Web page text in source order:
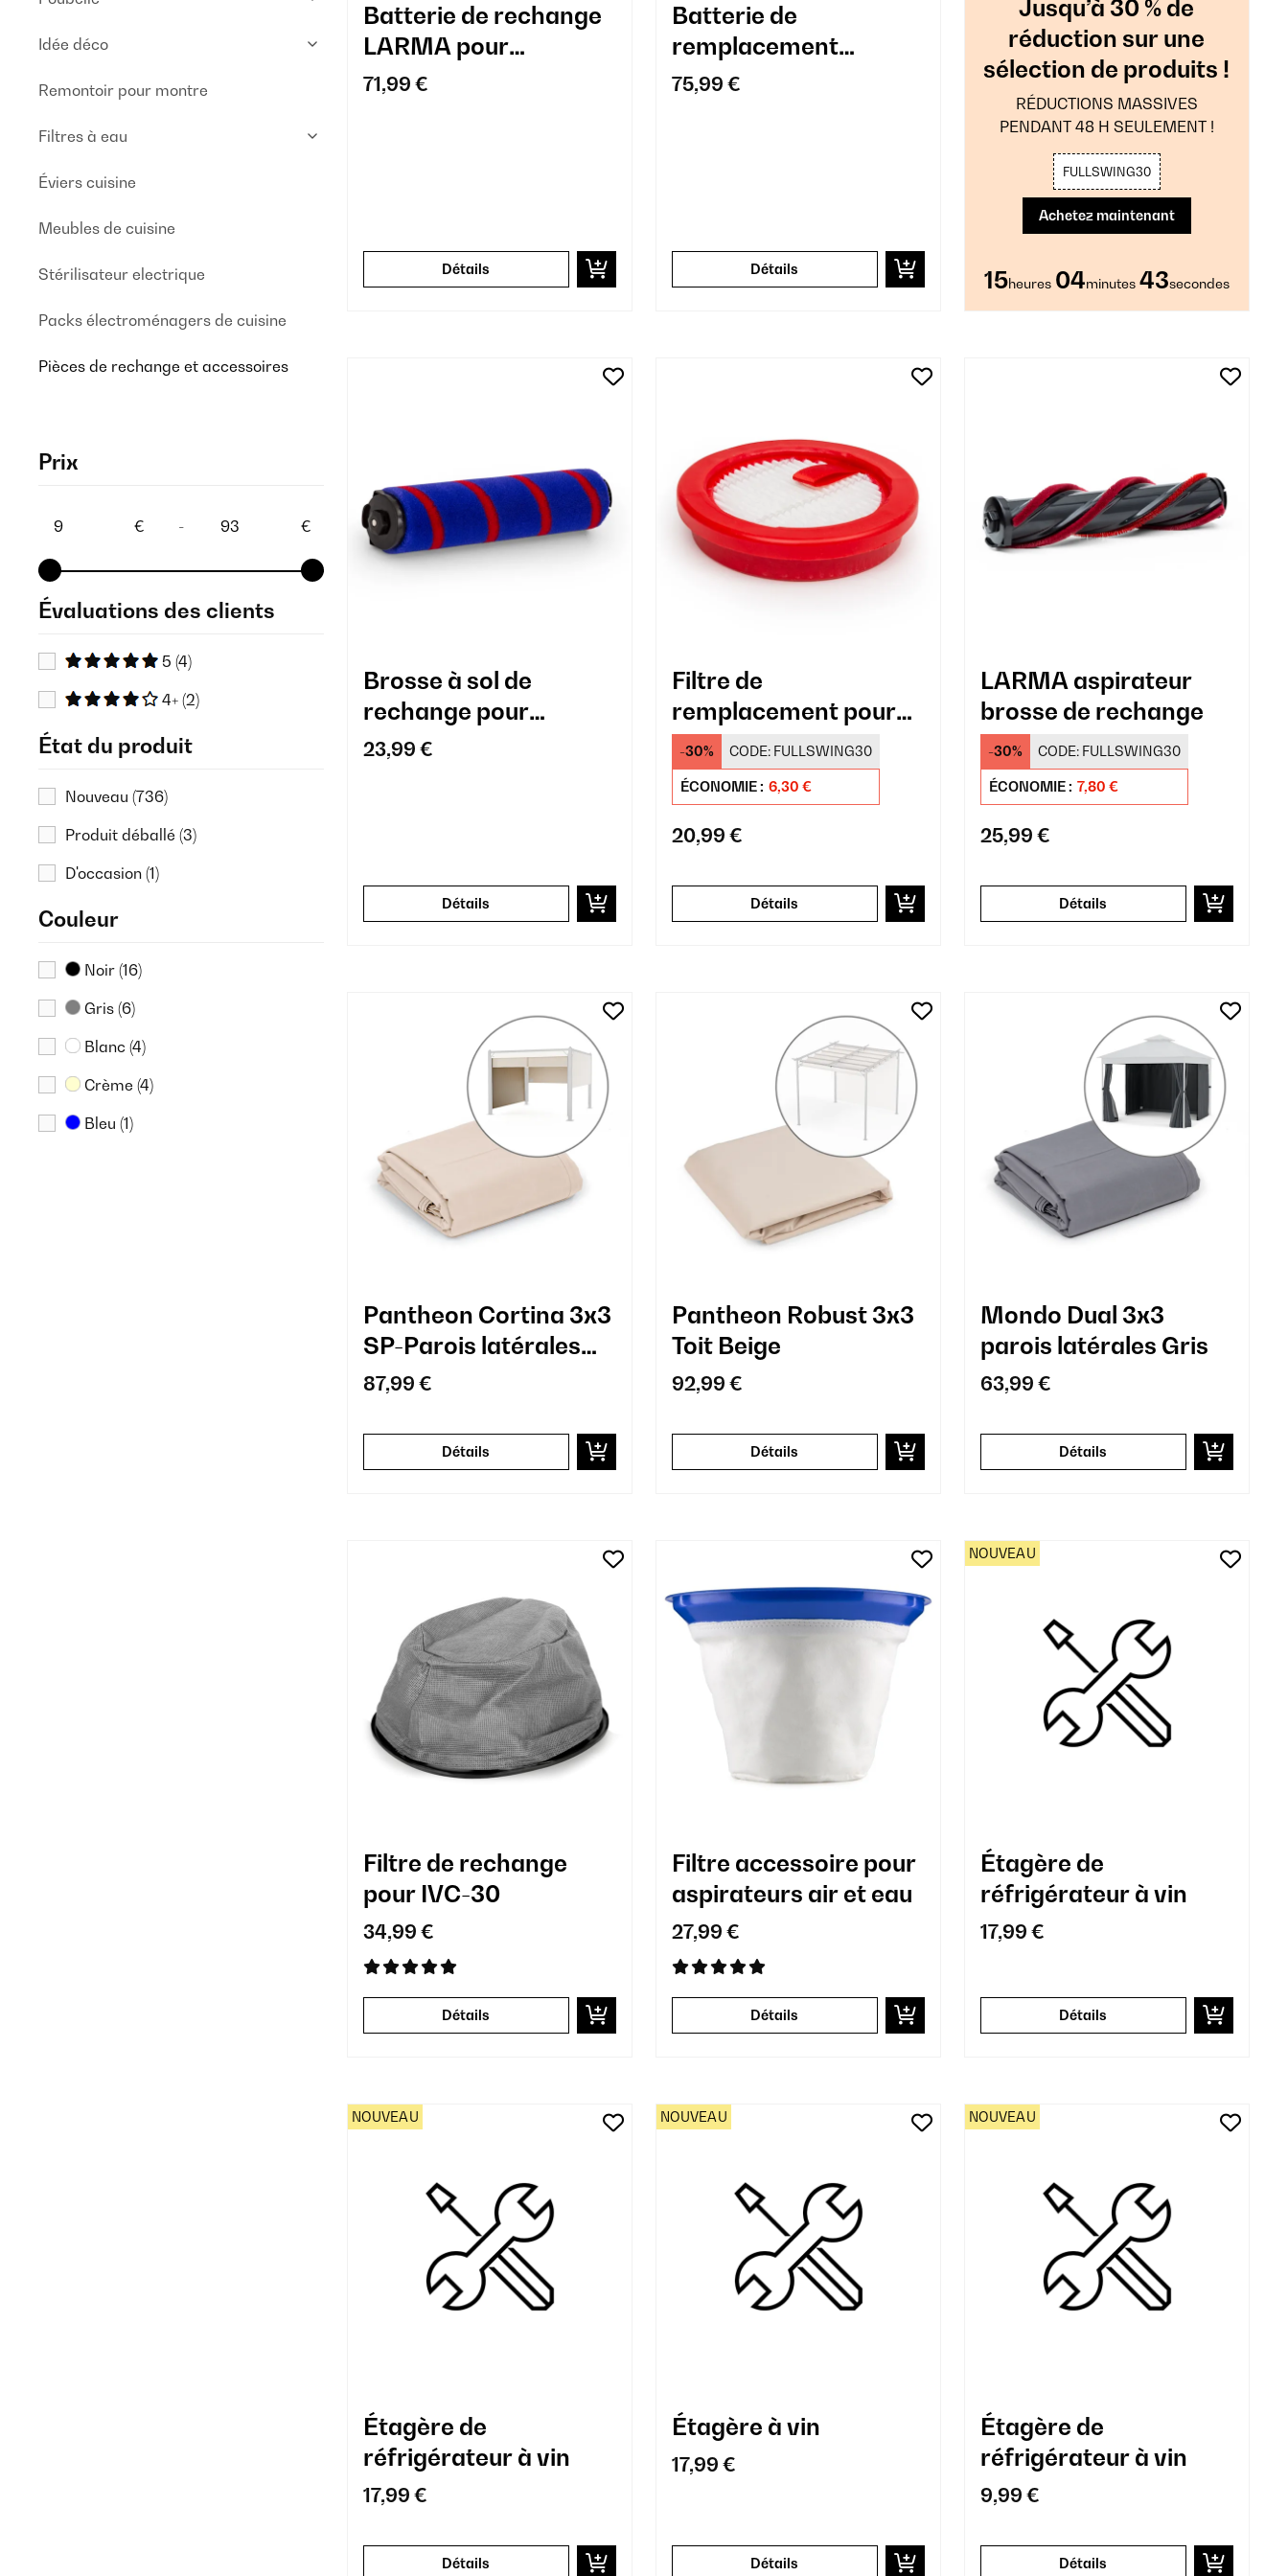
Idée déco
Remontoir pour montre
Filtres à eau
Éviers cuisine
Meubles de cuisine
Stérilisateur electrique
Packs électroménagers de cuisine
Pièces de rechange et accessoires
Prix
€ - €
Évaluations des clients
5 (4)
4+ (2)
État du produit
Nouveau (736)
Produit déballé (3)
D'occasion (1)
Couleur
Noir (16)
Gris (6)
Blanc (4)
Crème (4)
Bleu (1)
Batterie de rechange
LARMA pour
aspirateur
71,99 €
Détails
Batterie de
remplacement
LARMA pour
75,99 €
Détails
Jusqu’à 30 % de
réduction sur une
sélection de produits !
RÉDUCTIONS MASSIVES
PENDANT 48 H SEULEMENT !
FULLSWING30
Achetez maintenant
15heures 04minutes 41secondes
Brosse à sol de
rechange pour
aspirateur LARMA
23,99 €
Détails
Filtre de
remplacement pour
aspirateur LARMA
-30% CODE: FULLSWING30
ÉCONOMIE : 6,30 €
20,99 €
Détails
LARMA aspirateur
brosse de rechange
-30% CODE: FULLSWING30
ÉCONOMIE : 7,80 €
25,99 €
Détails
Pantheon Cortina 3x3
SP-Parois latérales
Beige
87,99 €
Détails
Pantheon Robust 3x3
Toit Beige
92,99 €
Détails
Mondo Dual 3x3
parois latérales Gris
63,99 €
Détails
Filtre de rechange
pour IVC-30
34,99 €
Détails
Filtre accessoire pour
aspirateurs air et eau
27,99 €
Détails
Étagère de
réfrigérateur à vin
17,99 €
Détails
NOUVEAU
Étagère de
réfrigérateur à vin
17,99 €
Détails
NOUVEAU
Étagère à vin
17,99 €
Détails
NOUVEAU
Étagère de
réfrigérateur à vin
9,99 €
Détails
NOUVEAU